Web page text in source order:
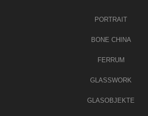
PORTRAIT
BONE CHINA
FERRUM
GLASSWORK
GLASOBJEKTE